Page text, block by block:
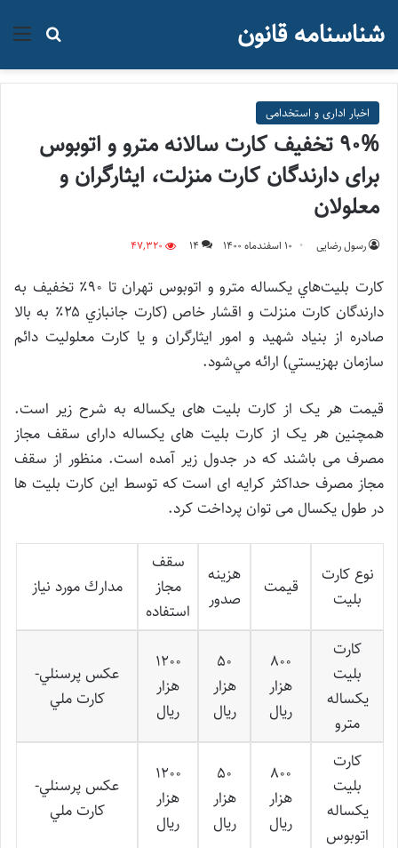
جستجو شناسنامه قانون
اخبار اداری و استخدامی
۹۰% تخفيف کارت سالانه مترو و اتوبوس
برای دارندگان کارت منزلت، ايثارگران و
معلولان
رسول رضایی ۱۰ اسفند‌ماه ۱۴۰۰ 14
47,320
کارت بليت‌هاي يكساله مترو و اتوبوس تهران تا ۹۰٪ تخفيف به
دارندگان كارت منزلت و اقشار خاص (كارت جانبازي ۲۵٪ به بالا
صادره از بنياد شهيد و امور ايثارگران و يا كارت معلوليت دائم
سازمان بهزيستي) ارائه مي‌شود.
قیمت هر یک از کارت بلیت های یکساله به شرح زیر است.
همچنین هر یک از کارت بلیت های یکساله دارای سقف مجاز
مصرف می باشند که در جدول زیر آمده است. منظور از سقف
مجاز مصرف حداکثر کرایه ای است که توسط این کارت بلیت ها
در طول یکسال می توان پرداخت کرد.
نوع كارت
بليت
قيمت
هزينه
صدور
سقف
مجاز
استفاده
مدارك مورد نياز
كارت
بليت
يكساله
مترو
800
هزار
ريال
50
هزار
ريال
1200
هزار
ريال
عكس پرسنلي-
كارت ملي
كارت
بليت
يكساله
اتوبوس
800
هزار
ريال
50
هزار
ريال
1200
هزار
ريال
عكس پرسنلي-
كارت ملي